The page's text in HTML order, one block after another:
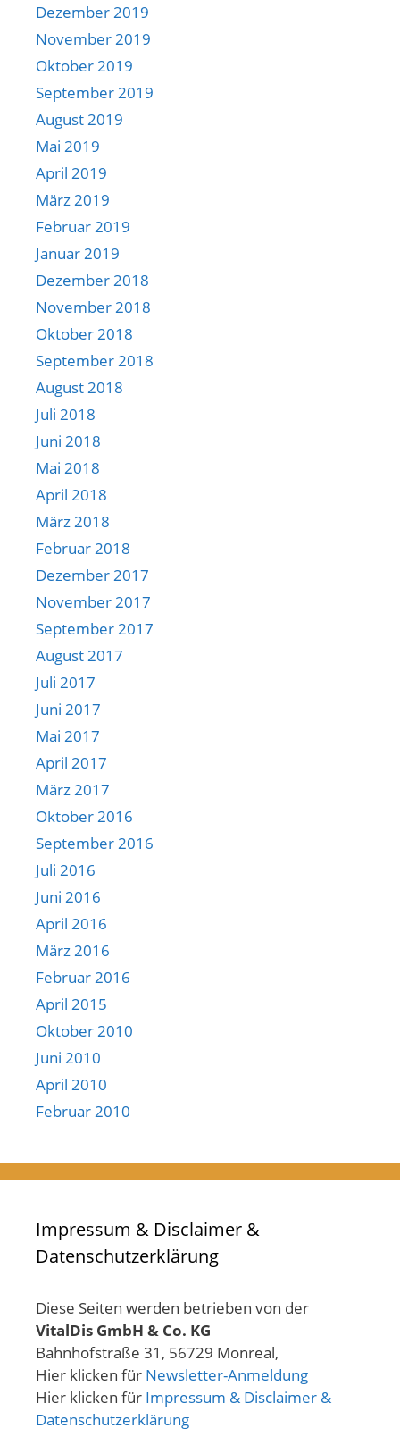
Dezember 2019
November 2019
Oktober 2019
September 2019
August 2019
Mai 2019
April 2019
März 2019
Februar 2019
Januar 2019
Dezember 2018
November 2018
Oktober 2018
September 2018
August 2018
Juli 2018
Juni 2018
Mai 2018
April 2018
März 2018
Februar 2018
Dezember 2017
November 2017
September 2017
August 2017
Juli 2017
Juni 2017
Mai 2017
April 2017
März 2017
Oktober 2016
September 2016
Juli 2016
Juni 2016
April 2016
März 2016
Februar 2016
April 2015
Oktober 2010
Juni 2010
April 2010
Februar 2010
Impressum & Disclaimer &
Datenschutzerklärung
Diese Seiten werden betrieben von der
VitalDis GmbH & Co. KG
Bahnhofstraße 31, 56729 Monreal,
Hier klicken für Newsletter-Anmeldung
Hier klicken für Impressum & Disclaimer &
Datenschutzerklärung